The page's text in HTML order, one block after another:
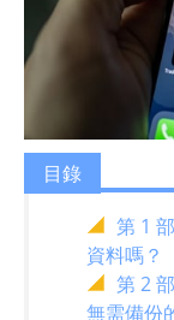
目錄
第 1
資料嗎？
第 2
無需備份